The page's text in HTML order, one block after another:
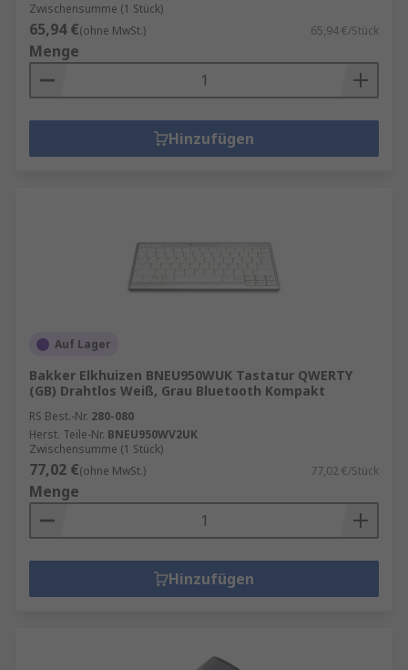
Zwischensumme (1 Stück)
65,94 €(ohne MwSt.) 65,94 €/Stück
Menge
Hinzufügen
Auf Lager
Bakker Elkhuizen BNEU950WUK Tastatur QWERTY
(GB) Drahtlos Weiß, Grau Bluetooth Kompakt
RS Best.-Nr. 280-080
Herst. Teile-Nr. BNEU950WV2UK
Zwischensumme (1 Stück)
77,02 €(ohne MwSt.) 77,02 €/Stück
Menge
Hinzufügen